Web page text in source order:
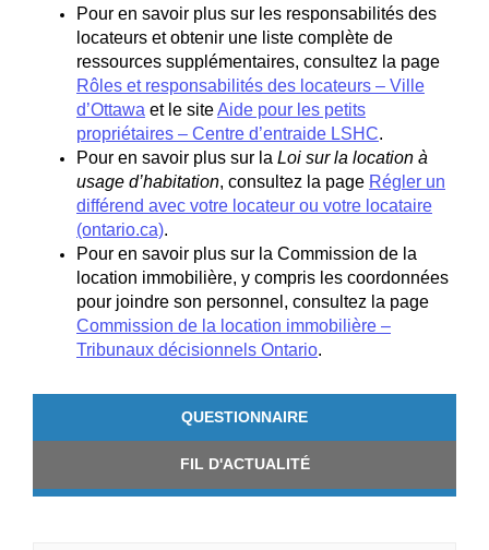
Pour en savoir plus sur les responsabilités des
locateurs et obtenir une liste complète de
ressources supplémentaires, consultez la page
Rôles et responsabilités des locateurs – Ville
d’Ottawa (Liens externes)
et le siteAide pour les petits
propriétaires – Centre d’entraide LSHC.
Pour en savoir plus sur la Loi sur la location à
usage d’habitation, consultez la page Régler un
différend avec votre locateur ou votre locataire
(ontario.ca)(Liens externes)
.
Pour en savoir plus sur la Commission de la
location immobilière, y compris les coordonnées
pour joindre son personnel, consultez la page
Commission de la location immobilière –
Tribunaux décisionnels Ontario(Liens externes)
.
QUESTIONNAIRE
FIL D'ACTUALITÉ